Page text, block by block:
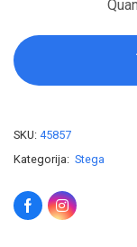
SKU: 45857
Kategorija: Stega